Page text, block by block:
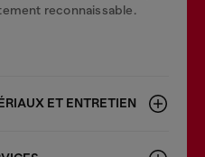
reconnaissable.
ET ENTRETIEN